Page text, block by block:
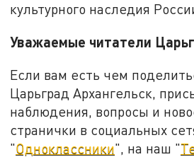
культурного наследия
Уважаемые читатели
Если вам есть чем
Царьград Архангельск,
наблюдения, вопросы и
странички в социальных
"Одноклассники", на наш "